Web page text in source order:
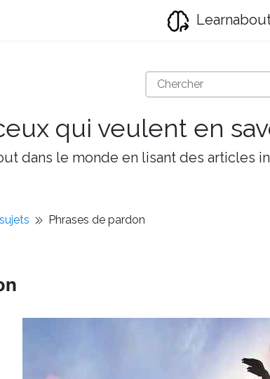
qui veulent en
dans le monde en lisant des articles
Phrases de pardon